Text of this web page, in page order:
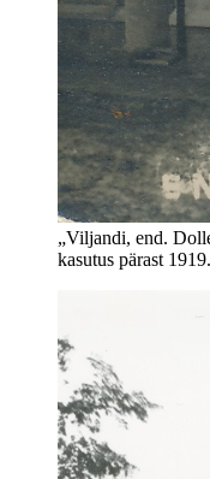
„Viljandi, end.
kasutus pärast